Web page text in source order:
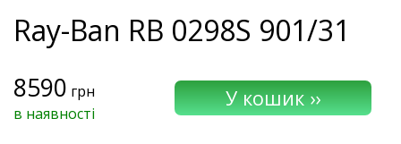
Ray-Ban RB 0298S 901/31
8590 грн
в наявності